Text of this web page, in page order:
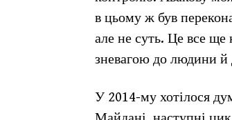
в цьому ж був
але не суть. Це все ще
зневагою до людини й
У 2014-му хотілося